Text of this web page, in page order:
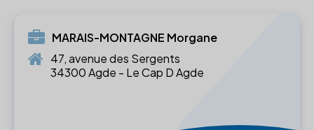
MARAIS-MONTAGNE Morgane
47, avenue des Sergents
34300 Agde - Le Cap D Agde